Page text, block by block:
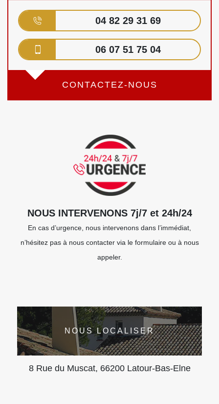
04 82 29 31 69
06 07 51 75 04
CONTACTEZ-NOUS
NOUS INTERVENONS 7j/7 et 24h/24
En cas d’urgence, nous intervenons dans l’immédiat,
n’hésitez pas à nous contacter via le formulaire ou à nous
appeler.
NOUS LOCALISER
8 Rue du Muscat, 66200 Latour-Bas-Elne